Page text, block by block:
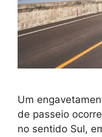
Um
de passeio
no sentido Sul,